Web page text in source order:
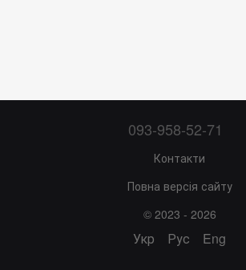
093-958-52-71
Контакти
Повна версія сайту
© 2023 - 2026
Укр Рус Eng